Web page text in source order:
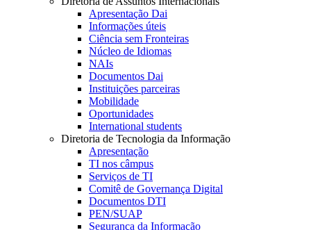
Apresentação Dai
Informações úteis
Ciência sem Fronteiras
Núcleo de Idiomas
NAIs
Documentos Dai
Instituições parceiras
Mobilidade
Oportunidades
International students
Diretoria de Tecnologia da Informação
Apresentação
TI nos câmpus
Serviços de TI
Comitê de Governança Digital
Documentos DTI
PEN/SUAP
Segurança da Informação